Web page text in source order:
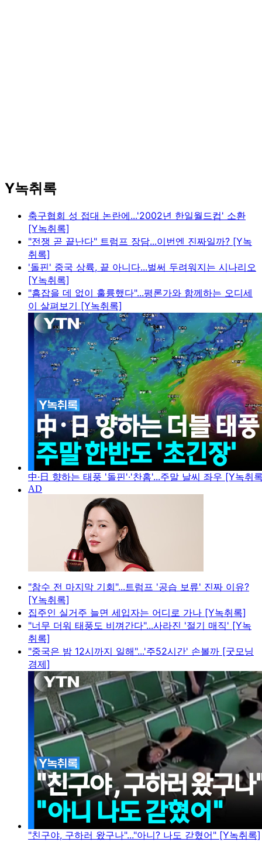
Y녹취록
축구협회 성 접대 논란에...'2002년 한일월드컵' 소환
[Y녹취록]
"전쟁 곧 끝난다" 트럼프 장담...이번엔 진짜일까? [Y녹
취록]
'돌핀' 중국 상륙, 끝 아니다...벌써 두려워지는 시나리오
[Y녹취록]
"흠잡을 데 없이 훌륭했다"...평론가와 함께하는 오디세
이 살펴보기 [Y녹취록]
中·日 향하는 태풍 '돌핀'·'찬홈'...주말 날씨 좌우 [Y녹취
"참수 전 마지막 기회"...트럼프 '공습 보류' 진짜 이유?
[Y녹취록]
집주인 실거주 늘면 세입자는 어디로 가나 [Y녹취록]
"너무 더워 태풍도 비껴간다"...사라진 '절기 매직' [Y녹
취록]
"중국은 밤 12시까지 일해"...'주52시간' 손볼까 [굿모닝
경제]
"친구야, 구하러 왔구나"..."아니? 나도 갇혔어" [Y녹취록]